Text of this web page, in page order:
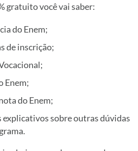
gratuito você vai saber:
do Enem;
de inscrição;
Enem;
do Enem;
explicativos sobre outras dúvidas